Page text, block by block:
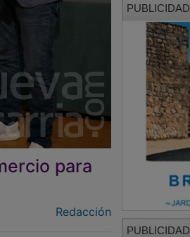
para
Redacción
PUBLICIDAD
PUBLICIDAD